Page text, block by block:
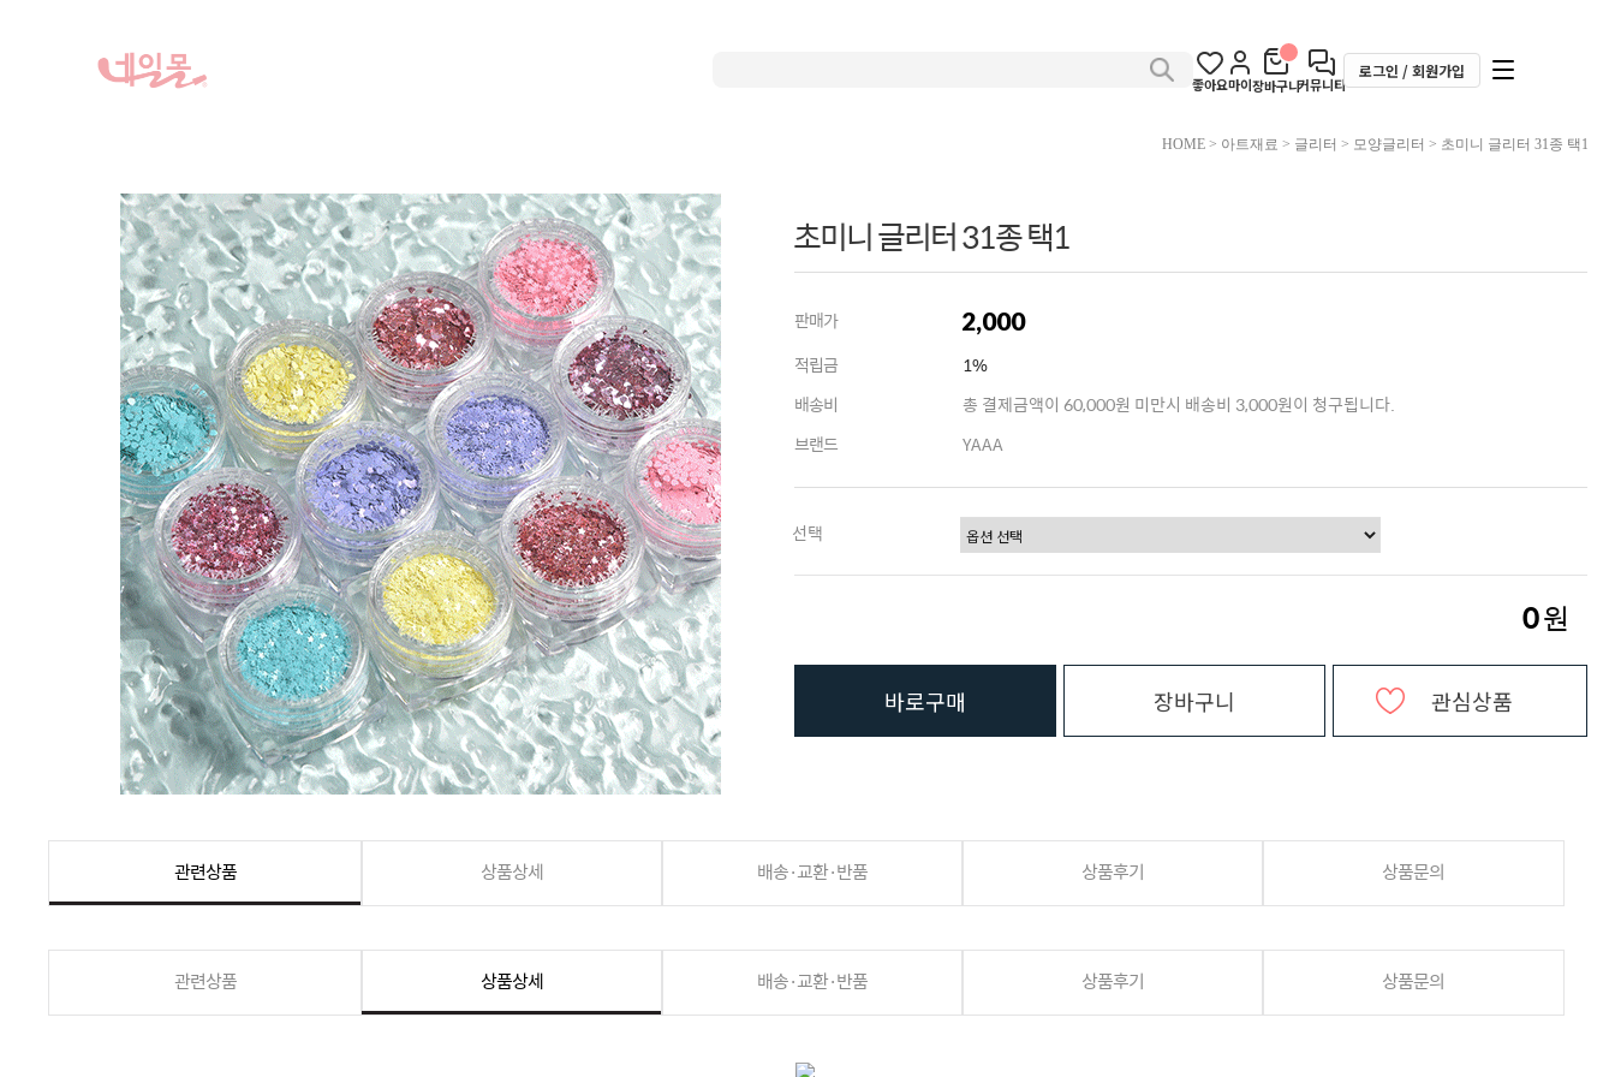
좋아요마이장바구니커뮤니티
로그인 / 회원가입
HOME> 아트재료 > 글리터 > 모양글리터 > 초미니 글리터 31종 택1
초미니 글리터 31종 택1
판매가 2,000
적립금
1%
배송비
총 결제금액이 60,000원 미만시 배송비 3,000원이 청구됩니다.
브랜드
YAAA
선택
0원
바로구매 장바구니 관심상품
관련상품 상품상세 배송·교환·반품 상품후기 상품문의
관련상품 상품상세 배송·교환·반품 상품후기 상품문의